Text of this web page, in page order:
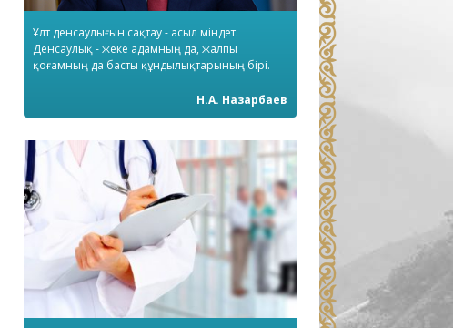
Ұлт денсаулығын сақтау - асыл міндет.
Денсаулық - жеке адамның да, жалпы
қоғамның да басты құндылықтарының бірі.
Н.А. Назарбаев